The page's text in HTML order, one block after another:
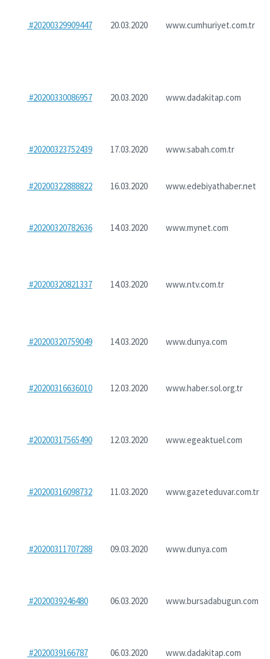
#20200329909447 20.03.2020 www.cumhuriyet.com.tr
#20200330086957 20.03.2020 www.dadakitap.com
#20200323752439 17.03.2020 www.sabah.com.tr
#20200322888822 16.03.2020 www.edebiyathaber.net
#20200320782636 14.03.2020 www.mynet.com
#20200320821337 14.03.2020 www.ntv.com.tr
#20200320759049 14.03.2020 www.dunya.com
#20200316636010 12.03.2020 www.haber.sol.org.tr
#20200317565490 12.03.2020 www.egeaktuel.com
#20200316098732 11.03.2020 www.gazeteduvar.com.tr
#20200311707288 09.03.2020 www.dunya.com
#2020039246480 06.03.2020 www.bursadabugun.com
#2020039166787 06.03.2020 www.dadakitap.com